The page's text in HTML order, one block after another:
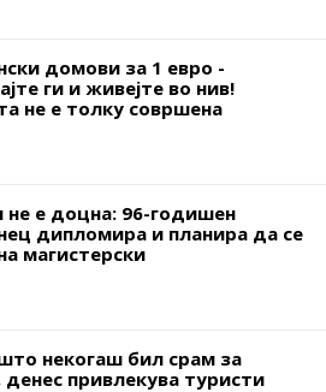
домови за 1 евро -
ги и живејте во нив!
не е толку совршена
не е доцна: 96-годишен
дипломира и планира да се
магистерски
некогаш бил срам за
денес привлекува туристи